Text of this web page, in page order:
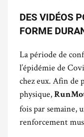
DES VIDÉOS
FORME
La période de
l’épidémie de
chez eux. Afin
physique,
fois par semaine,
renforcement